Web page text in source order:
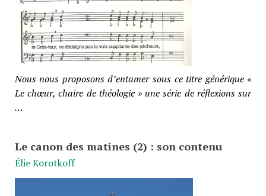
Nous nous proposons d’entamer sous ce titre générique «
Le chœur, chaire de théologie » une série de réflexions sur
…
Le canon des matines (2) : son contenu
Élie Korotkoff